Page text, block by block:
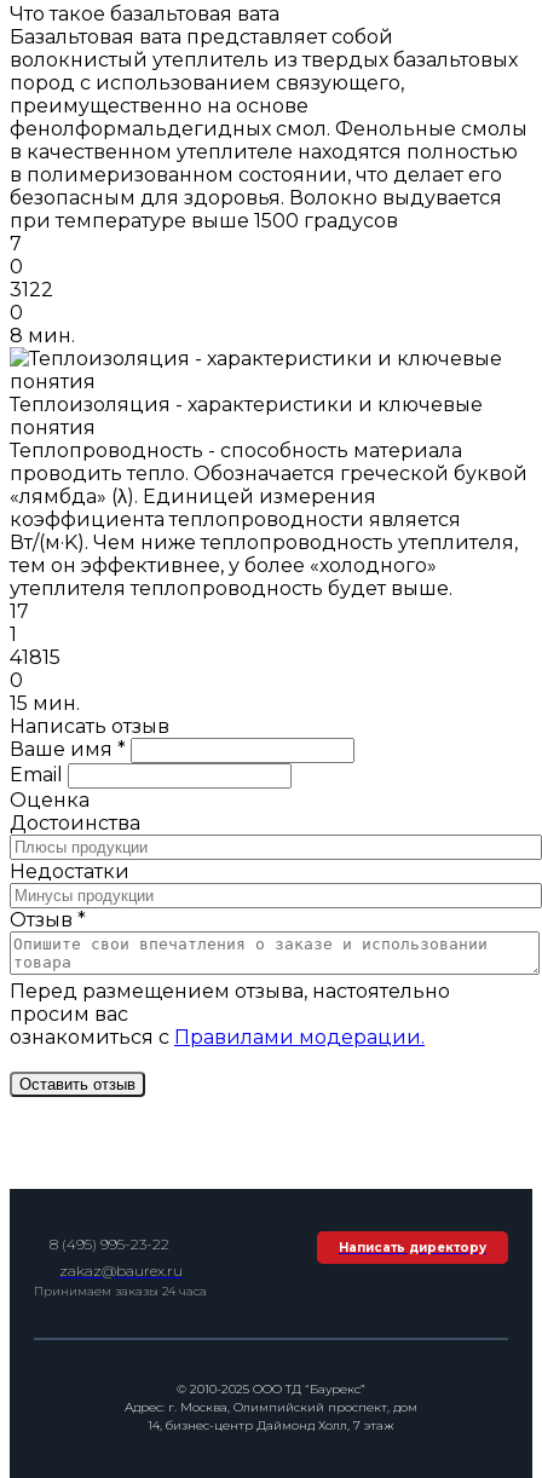
Что такое базальтовая вата
Базальтовая вата представляет собой
волокнистый утеплитель из твердых базальтовых
пород с использованием связующего,
преимущественно на основе
фенолформальдегидных смол. Фенольные смолы
в качественном утеплителе находятся полностью
в полимеризованном состоянии, что делает его
безопасным для здоровья. Волокно выдувается
при температуре выше 1500 градусов
7
0
3122
0
8 мин.
Теплоизоляция - характеристики и ключевые
понятия
Теплопроводность - способность материала
проводить тепло. Обозначается греческой буквой
«лямбда» (λ). Единицей измерения
коэффициента теплопроводности является
Вт/(м·K). Чем ниже теплопроводность утеплителя,
тем он эффективнее, у более «холодного»
утеплителя теплопроводность будет выше.
17
1
41815
0
15 мин.
Написать отзыв
Ваше имя *
Email
Оценка
Достоинства
Недостатки
Отзыв *
Перед размещением отзыва, настоятельно
просим вас
ознакомиться с Правилами модерации.
8 (495) 995-23-22
zakaz@baurex.ru
Принимаем заказы 24 часа
Написать директору
© 2010-2025 ООО ТД “Баурекс”
Адрес: г. Москва, Олимпийский проспект, дом
14, бизнес-центр Даймонд Холл, 7 этаж